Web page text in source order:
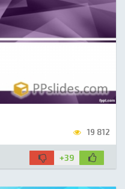
19 812
+39